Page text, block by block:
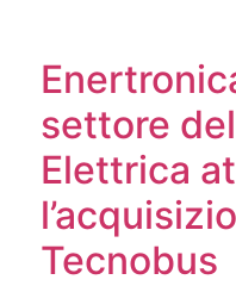
settore
Elettrica
Tecnobus